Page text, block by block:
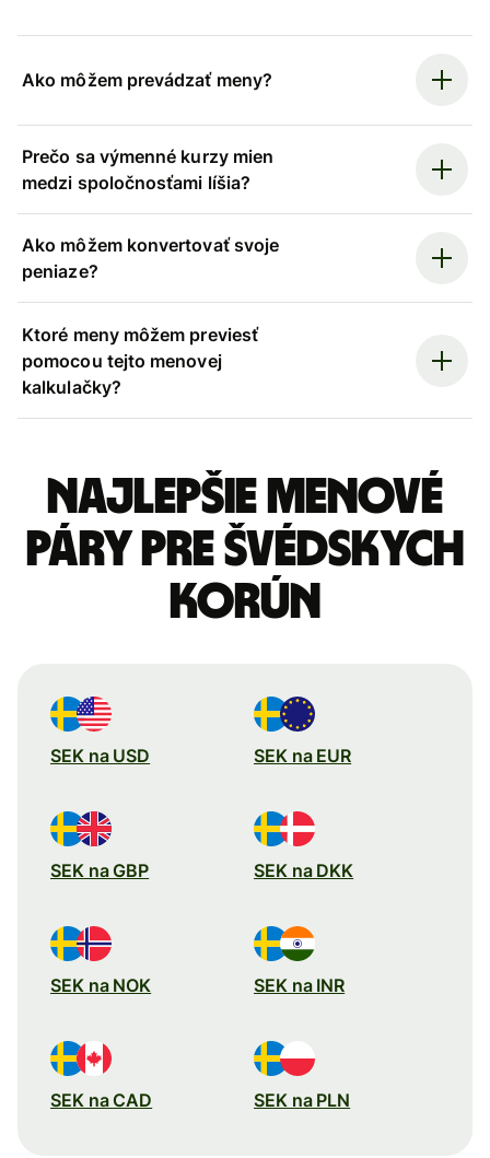
Ako môžem prevádzať meny?
Prečo sa výmenné kurzy mien
medzi spoločnosťami líšia?
Ako môžem konvertovať svoje
peniaze?
Ktoré meny môžem previesť
pomocou tejto menovej
kalkulačky?
Najlepšie menové
páry pre Švédskych
korún
SEK na USD SEK na EUR
SEK na GBP SEK na DKK
SEK na NOK SEK na INR
SEK na CAD SEK na PLN